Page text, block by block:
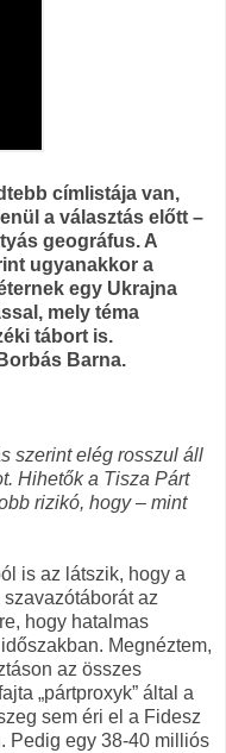
címlistája van,
a választás előtt –
geográfus. A
ugyanakkor a
egy Ukrajna
mely téma
tábort is.
Barna.
szerint elég rosszul áll
Hihetők a Tisza Párt
rizikó, hogy – mint
is az látszik, hogy a
az
hogy hatalmas
Megnéztem,
az összes
„pártproxyk” által a
sem éri el a Fidesz
Pedig egy 38-40 milliós